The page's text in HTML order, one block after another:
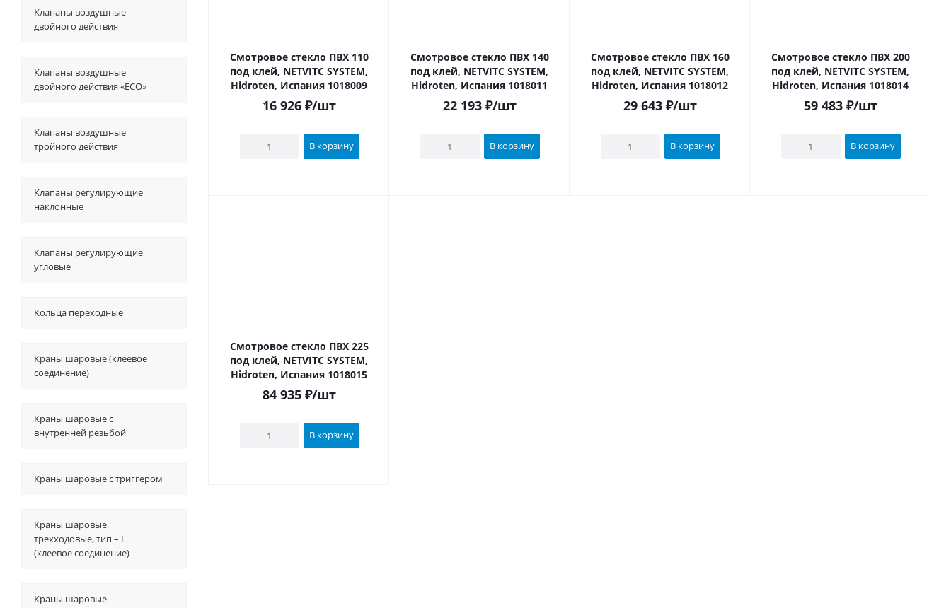
Смотровое стекло ПВХ 110
под клей, NETVITC SYSTEM,
Hidroten, Испания 1018009
16 926₽/шт
В корзину
Смотровое стекло ПВХ 140
под клей, NETVITC SYSTEM,
Hidroten, Испания 1018011
22 193₽/шт
В корзину
Смотровое стекло ПВХ 160
под клей, NETVITC SYSTEM,
Hidroten, Испания 1018012
29 643₽/шт
В корзину
Смотровое стекло ПВХ 200
под клей, NETVITC SYSTEM,
Hidroten, Испания 1018014
59 483₽/шт
В корзину
Смотровое стекло ПВХ 225
под клей, NETVITC SYSTEM,
Hidroten, Испания 1018015
84 935₽/шт
В корзину
Клапаны воздушные
двойного действия
Клапаны воздушные
двойного действия «ECO»
Клапаны воздушные
тройного действия
Клапаны регулирующие
наклонные
Клапаны регулирующие
угловые
Кольца переходные
Краны шаровые (клеевое
соединение)
Краны шаровые с
внутренней резьбой
Краны шаровые с триггером
Краны шаровые
трехходовые, тип – L
(клеевое соединение)
Краны шаровые